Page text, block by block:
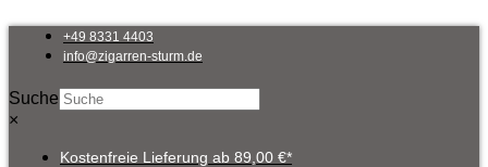
Inhalt
springen
+49 8331 4403
info@zigarren-sturm.de
Suche
×
Kostenfreie Lieferung ab 89,00 €*